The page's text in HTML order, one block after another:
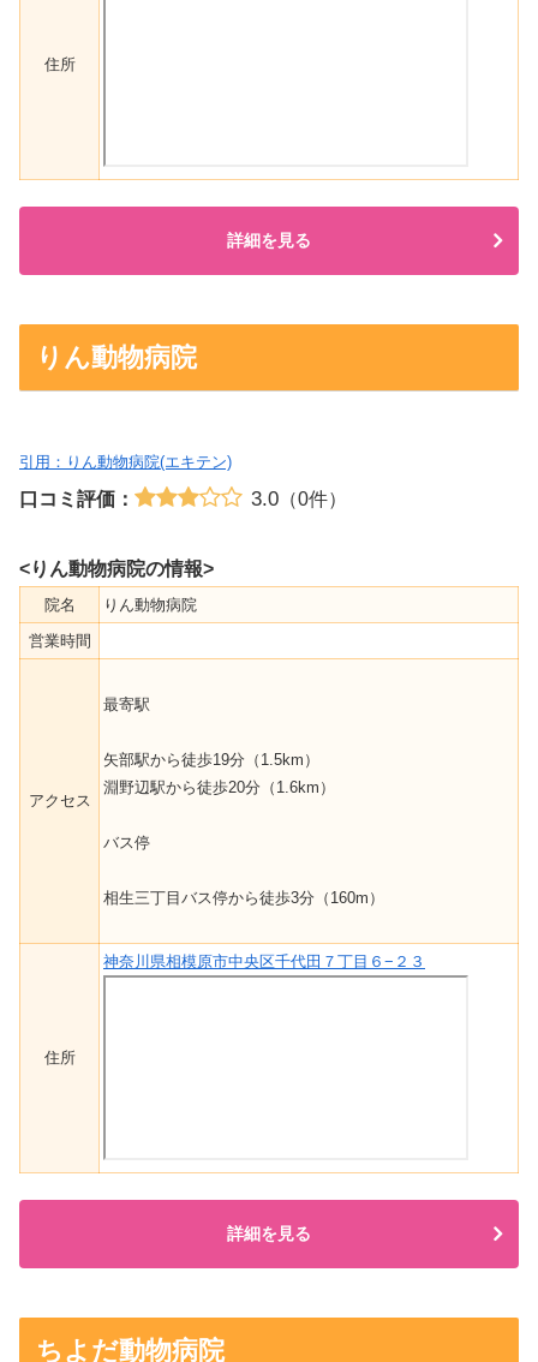
住所
詳細を見る
りん動物病院
引用：りん動物病院(エキテン)
口コミ評価： 3.0（0件）
<りん動物病院の情報>
院名
りん動物病院
営業時間
アクセス
最寄駅
矢部駅から徒歩19分（1.5km）
淵野辺駅から徒歩20分（1.6km）
バス停
相生三丁目バス停から徒歩3分（160m）
住所
神奈川県相模原市中央区千代田７丁目６−２３
詳細を見る
ちよだ動物病院